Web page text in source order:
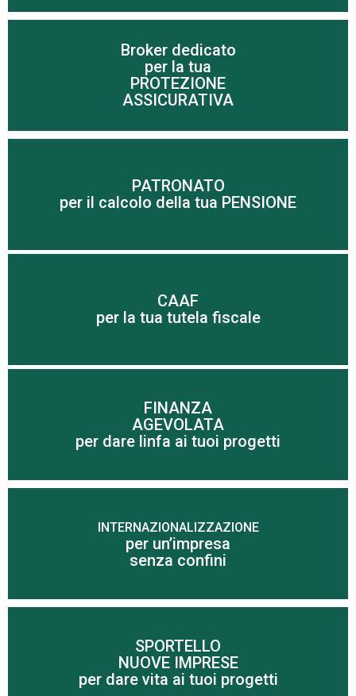
Broker dedicato
per la tua
PROTEZIONE
ASSICURATIVA
Scopri di più
PATRONATO
per il calcolo della tua PENSIONE
imprenditori
CAAF
per la tua tutela fiscale
Scopri di più
FINANZA
AGEVOLATA
per dare linfa ai tuoi progetti
Scopri di più
INTERNAZIONALIZZAZIONE
per un’impresa
senza confini
Scopri di più
SPORTELLO
NUOVE IMPRESE
per dare vita ai tuoi progetti
Scopri di più